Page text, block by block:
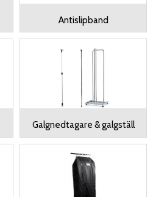
Antislipband
Galgnedtagare & galgställ